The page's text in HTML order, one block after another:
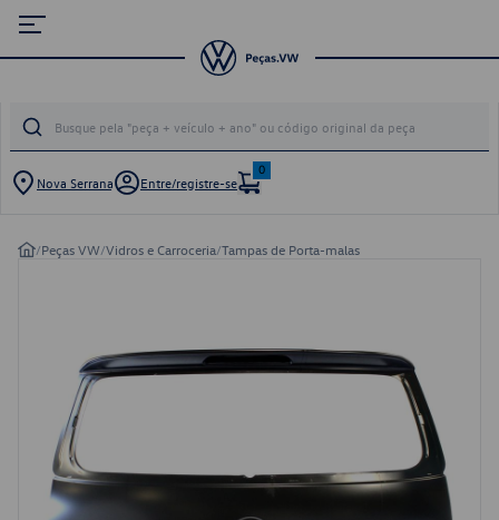
Nova Serrana Entre/registre-se
0
/Peças VW/Vidros e Carroceria/Tampas de Porta-malas